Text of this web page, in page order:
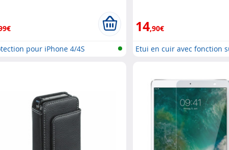
pour iPhone 4/4S
14,90€
Etui en cuir avec fonction